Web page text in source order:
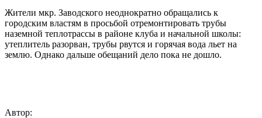
Жители мкр. Заводского неоднократно обращались к
городским властям в просьбой отремонтировать трубы
наземной теплотрассы в районе клуба и начальной школы:
утеплитель разорван, трубы рвутся и горячая вода льет на
землю. Однако дальше обещаний дело пока не дошло.
Автор: